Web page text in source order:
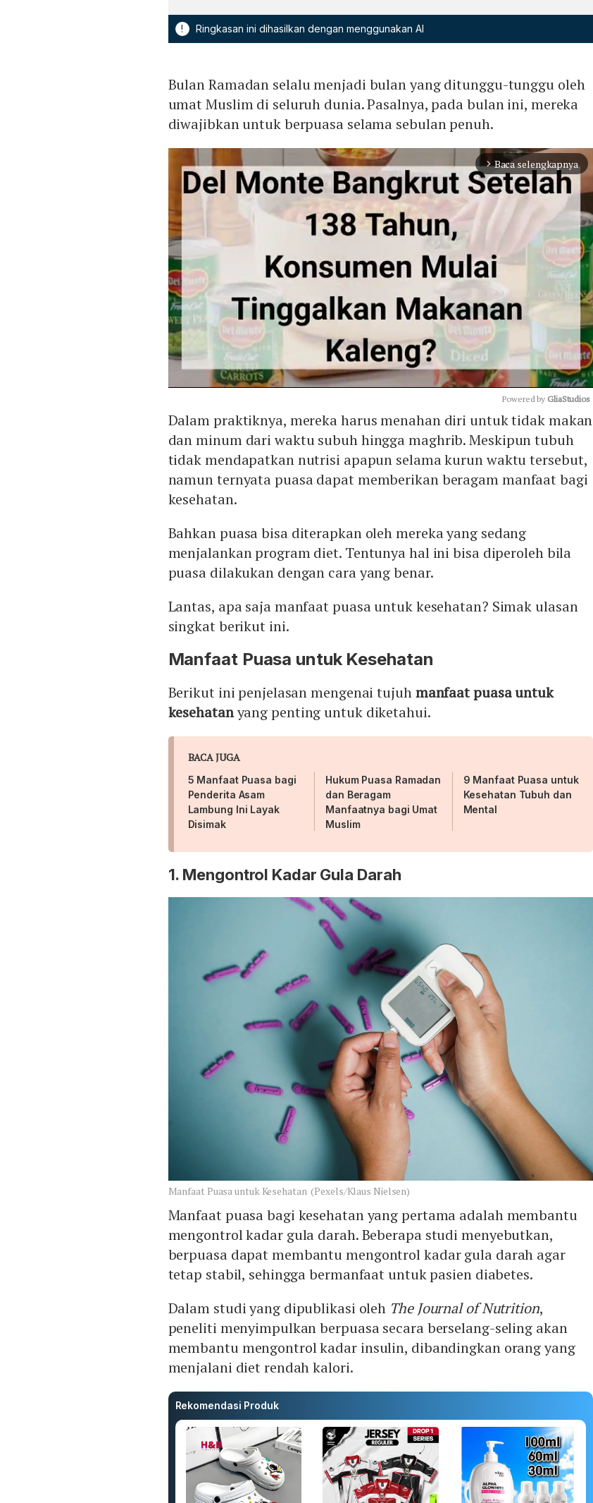
! Ringkasan ini dihasilkan dengan menggunakan AI
Bulan Ramadan selalu menjadi bulan yang ditunggu-tunggu oleh
umat Muslim di seluruh dunia. Pasalnya, pada bulan ini, mereka
diwajibkan untuk berpuasa selama sebulan penuh.
arrow_forward_ios Baca selengkapnya
Mute
Powered by GliaStudios
Dalam praktiknya, mereka harus menahan diri untuk tidak makan
dan minum dari waktu subuh hingga maghrib. Meskipun tubuh
tidak mendapatkan nutrisi apapun selama kurun waktu tersebut,
namun ternyata puasa dapat memberikan beragam manfaat bagi
kesehatan.
Bahkan puasa bisa diterapkan oleh mereka yang sedang
menjalankan program diet. Tentunya hal ini bisa diperoleh bila
puasa dilakukan dengan cara yang benar.
Lantas, apa saja manfaat puasa untuk kesehatan? Simak ulasan
singkat berikut ini.
Manfaat Puasa untuk Kesehatan
Berikut ini penjelasan mengenai tujuhmanfaat puasa untuk
kesehatanyang penting untuk diketahui.
BACA JUGA
5 Manfaat Puasa bagi
Penderita Asam
Lambung Ini Layak
Disimak
Hukum Puasa Ramadan
dan Beragam
Manfaatnya bagi Umat
Muslim
9 Manfaat Puasa untuk
Kesehatan Tubuh dan
Mental
1. Mengontrol Kadar Gula Darah
Manfaat Puasa untuk Kesehatan (Pexels/Klaus Nielsen)
Manfaat puasa bagi kesehatan yang pertama adalah membantu
mengontrol kadar gula darah. Beberapa studi menyebutkan,
berpuasa dapat membantu mengontrol kadar gula darah agar
tetap stabil, sehingga bermanfaat untuk pasien diabetes.
Dalam studi yang dipublikasi oleh The Journal of Nutrition,
peneliti menyimpulkan berpuasa secara berselang-seling akan
membantu mengontrol kadar insulin, dibandingkan orang yang
menjalani diet rendah kalori.
Rekomendasi Produk